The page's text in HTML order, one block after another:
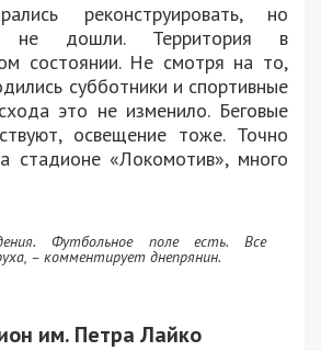
реконструировать, но
не дошли. Территория в
состоянии. Не смотря на то,
субботники и спортивные
это не изменило. Беговые
освещение тоже. Точно
стадионе «Локомотив», много
Футбольное поле есть. Все
– комментирует днепрянин.
им. Петра Лайко